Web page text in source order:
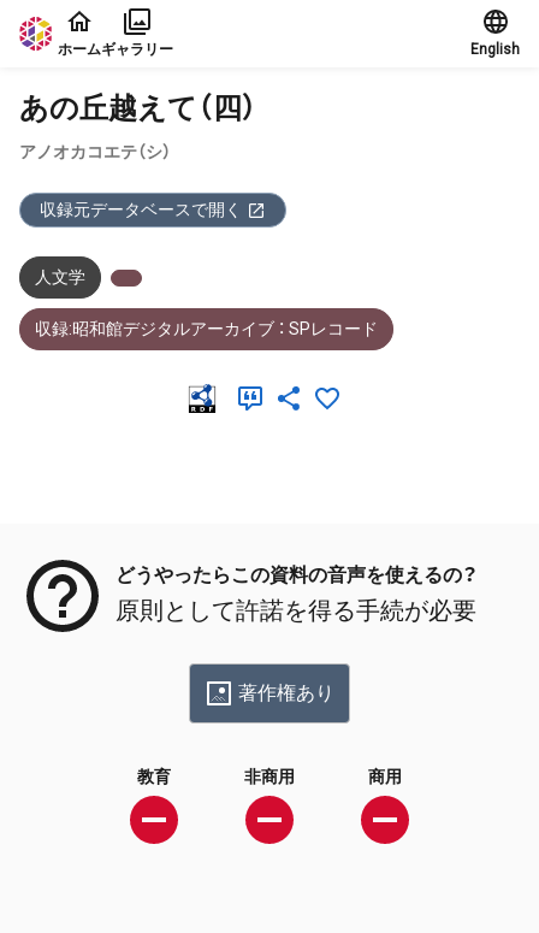
本文に飛ぶ
ホームギャラリー English
あの丘越えて（四）
アノオカコエテ（シ）
収録元データベースで開く
人文学
収録:昭和館デジタルアーカイブ ： SPレコード
どうやったらこの資料の音声を使えるの？
原則として許諾を得る手続が必要
著作権あり
教育 非商用 商用